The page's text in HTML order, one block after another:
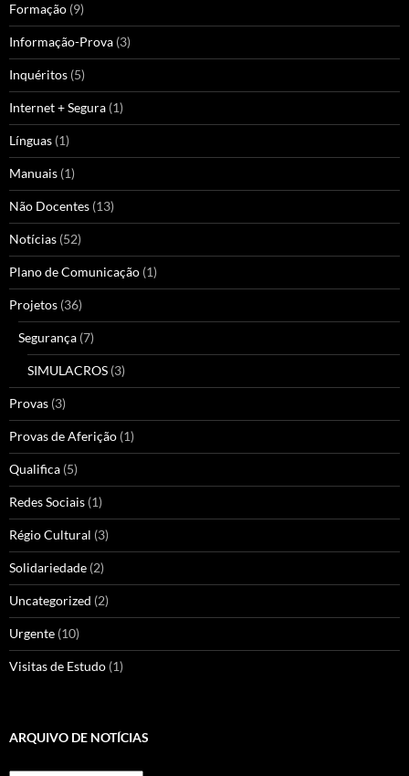
Formação (9)
Informação-Prova (3)
Inquéritos (5)
Internet + Segura (1)
Línguas (1)
Manuais (1)
Não Docentes (13)
Notícias (52)
Plano de Comunicação (1)
Projetos (36)
Segurança (7)
SIMULACROS (3)
Provas (3)
Provas de Aferição (1)
Qualifica (5)
Redes Sociais (1)
Régio Cultural (3)
Solidariedade (2)
Uncategorized (2)
Urgente (10)
Visitas de Estudo (1)
ARQUIVO DE NOTÍCIAS